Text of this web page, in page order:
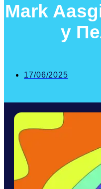
Mark
у
17/06/2025